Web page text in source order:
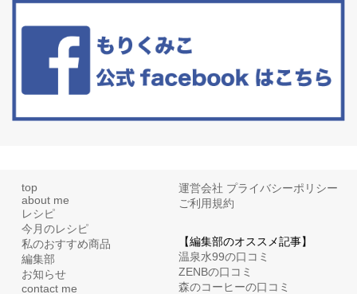
リーブオイルorごま油をたらす。&n...
top
about me
レシピ
今月のレシピ
私のおすすめ商品
編集部
お知らせ
contact me
運営会社 プライバシーポリシー
ご利用規約
【編集部のオススメ記事】
温泉水99の口コミ
ZENBの口コミ
森のコーヒーの口コミ